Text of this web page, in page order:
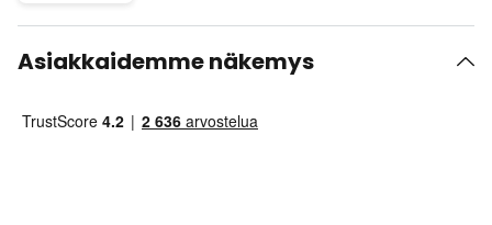
Asiakkaidemme näkemys